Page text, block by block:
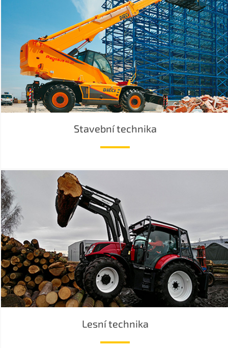
Stavební technika
Lesní technika